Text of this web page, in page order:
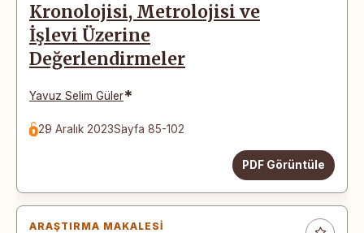
Kronolojisi, Metrolojisi ve
İşlevi Üzerine
Değerlendirmeler
Yavuz Selim Güler*
29 Aralık 2023Sayfa 85-102
PDF Görüntüle
ARAŞTIRMA MAKALESI